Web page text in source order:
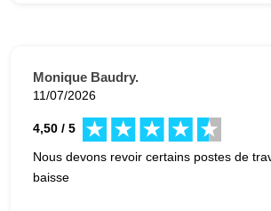
Monique Baudry.
11/07/2026
4,50 / 5
Nous devons revoir certains postes de
baisse